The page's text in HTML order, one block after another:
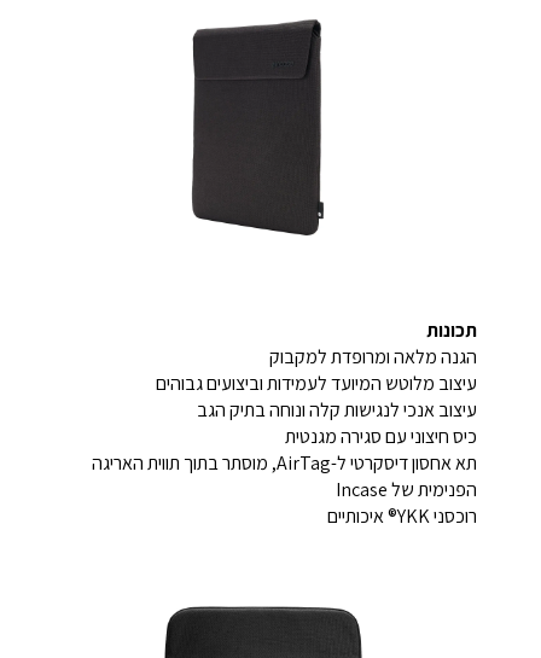
תכונות
הגנה מלאה ומרופדת למקבוק
עיצוב מלוטש המיועד לעמידות וביצועים גבוהים
עיצוב אנכי לנגישות קלה ונוחה בתיק הגב
כיס חיצוני עם סגירה מגנטית
תא אחסון דיסקרטי ל-AirTag, מוסתר בתוך תווית האריגה
הפנימית של Incase
רוכסני YKK® איכותיים